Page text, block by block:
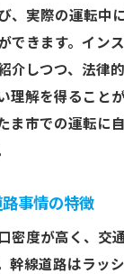
、実際の運転中
できます。イン
介しつつ、法律
理解を得ること
ま市での運転に
事情の特徴
密度が高く、交
幹線道路はラッ